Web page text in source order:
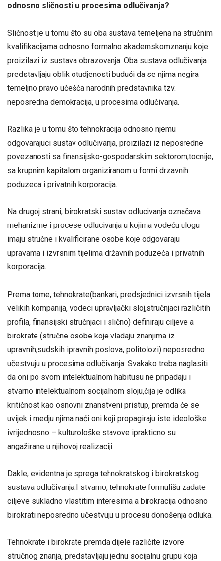
odnosno sličnosti u procesima odlučivanja?
Sličnost je u tomu što su oba sustava temeljena na stručnim
kvalifikacijama odnosno formalno akademskomznanju koje
proizilazi iz sustava obrazovanja. Oba sustava odlučivanja
predstavljaju oblik otudjenosti budući da se njima negira
temeljno pravo učešća narodnih predstavnika tzv.
neposredna demokracija, u procesima odlučivanja.
Razlika je u tomu što tehnokracija odnosno njemu
odgovarajuci sustav odlučivanja, proizilazi iz neposredne
povezanosti sa finansijsko-gospodarskim sektorom,tocnije,
sa krupnim kapitalom organiziranom u formi drzavnih
poduzeca i privatnih korporacija.
Na drugoj strani, birokratski sustav odlucivanja označava
mehanizme i procese odlucivanja u kojima vodeću ulogu
imaju stručne i kvalificirane osobe koje odgovaraju
upravama i izvrsnim tijelima državnih poduzeća i privatnih
korporacija.
Prema tome, tehnokrate(bankari, predsjednici izvrsnih tijela
velikih kompanija, vodeci upravljački sloj,stručnjaci različitih
profila, finansijski stručnjaci i slično) definiraju ciljeve a
birokrate (stručne osobe koje vladaju znanjima iz
upravnih,sudskih ipravnih poslova, politolozi) neposredno
učestvuju u procesima odlučivanja. Svakako treba naglasiti
da oni po svom intelektualnom habitusu ne pripadaju i
stvarno intelektualnom socijalnom sloju,čija je odlika
kritičnost kao osnovni znanstveni pristup, premda će se
uvijek i medju njima naći oni koji propagiraju iste ideološke
ivrijednosno – kulturološke stavove iprakticno su
angažirane u njihovoj realizaciji.
Dakle, evidentna je sprega tehnokratskog i birokratskog
sustava odlučivanja.I stvarno, tehnokrate formulišu zadate
ciljeve sukladno vlastitim interesima a birokracija odnosno
birokrati neposredno učestvuju u procesu donošenja odluka.
Tehnokrate i birokrate premda dijele različite izvore
stručnog znanja, predstavljaju jednu socijalnu grupu koja